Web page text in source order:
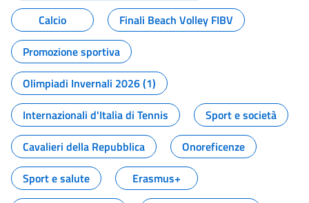
Calcio
Finali Beach Volley FIBV
Promozione sportiva
Olimpiadi Invernali 2026 (1)
Internazionali d'Italia di Tennis
Sport e società
Cavalieri della Repubblica
Onoreficenze
Sport e salute
Erasmus+